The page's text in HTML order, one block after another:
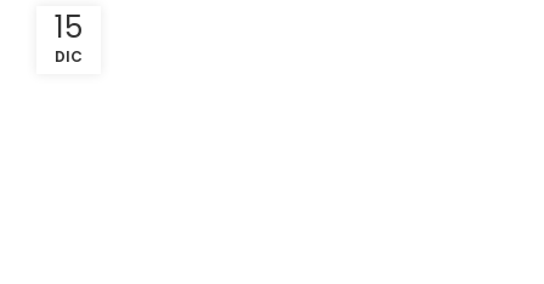
15
DIC